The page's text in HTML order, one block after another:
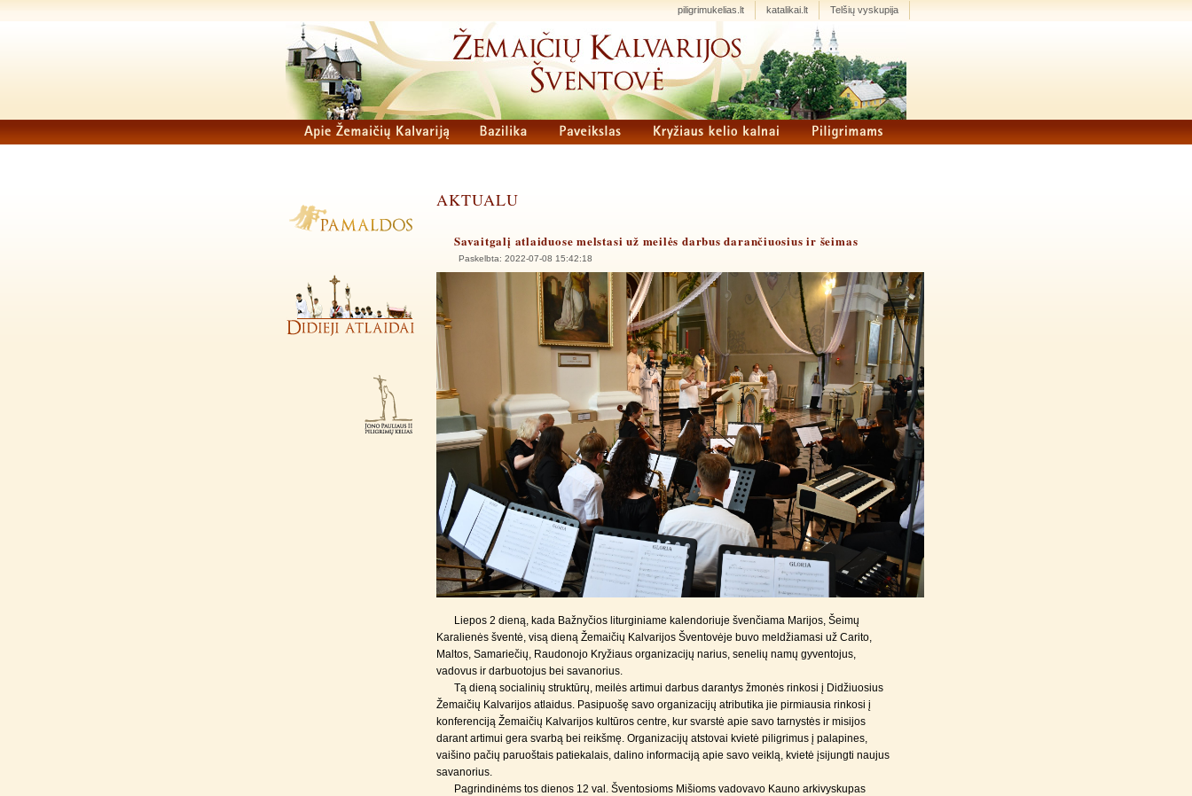
piligrimukelias.lt katalikai.lt Telšių vyskupija
AKTUALU
Savaitgalį atlaiduose melstasi už meilės darbus darančiuosius ir šeimas
Paskelbta: 2022-07-08 15:42:18
Liepos 2 dieną, kada Bažnyčios liturginiame kalendoriuje švenčiama Marijos, Šeimų
Karalienės šventė, visą dieną Žemaičių Kalvarijos Šventovėje buvo meldžiamasi už Carito,
Maltos, Samariečių, Raudonojo Kryžiaus organizacijų narius, senelių namų gyventojus,
vadovus ir darbuotojus bei savanorius.
Tą dieną socialinių struktūrų, meilės artimui darbus darantys žmonės rinkosi į Didžiuosius
Žemaičių Kalvarijos atlaidus. Pasipuošę savo organizacijų atributika jie pirmiausia rinkosi į
konferenciją Žemaičių Kalvarijos kultūros centre, kur svarstė apie savo tarnystės ir misijos
darant artimui gera svarbą bei reikšmę. Organizacijų atstovai kvietė piligrimus į palapines,
vaišino pačių paruoštais patiekalais, dalino informaciją apie savo veiklą, kvietė įsijungti naujus
savanorius.
Pagrindinėms tos dienos 12 val. Šventosioms Mišioms vadovavo Kauno arkivyskupas